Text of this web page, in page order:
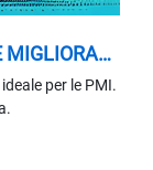
MIGLIORA
per le PMI.